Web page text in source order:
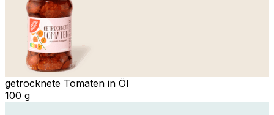
getrocknete Tomaten in Öl
100 g